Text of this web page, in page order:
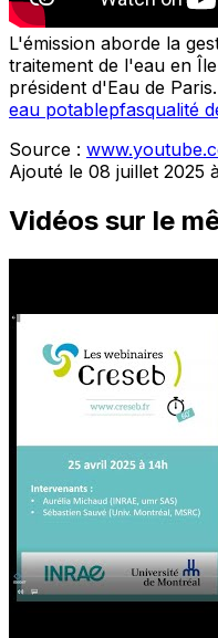
L'émission aborde la
traitement de l'eau en
président d'Eau de Paris.
eau potablepfasqualité
Source :
Ajouté le 08 juillet 2025
Vidéos sur le